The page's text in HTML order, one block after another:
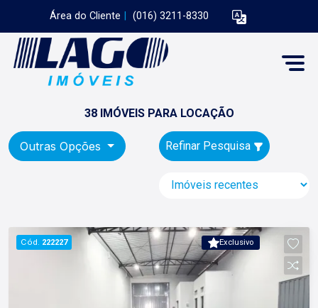
Área do Cliente (016) 3211-8330
38 IMÓVEIS PARA LOCAÇÃO
Outras Opções Refinar Pesquisa
Exclusivo
Cód. 222227